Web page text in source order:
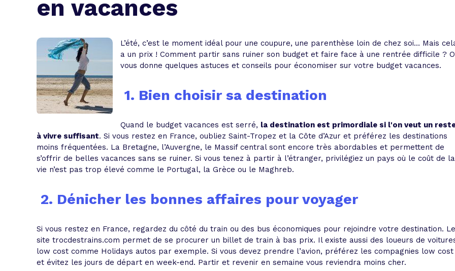
Profitez de notre expertise au meilleur taux !
Trouvez votre prêt conso au meilleur taux !
Bénéficiez de notre expertise en regroupement de crédits
en vacances
L’été, c’est le moment idéal pour une coupure, une parenthèse loin de chez soi… Mais
a un prix ! Comment partir sans ruiner son budget et faire face à une rentrée difficile ?
vous donne quelques astuces et conseils pour économiser sur votre budget vacances.
1. Bien choisir sa destination
Quand le budget vacances est serré, la destination est primordiale si l'on veut un
à vivre suffisant. Si vous restez en France, oubliez Saint-Tropez et la Côte d’Azur et préférez les destinations
moins fréquentées. La Bretagne, l’Auvergne, le Massif central sont encore très abordables et permettent de
s’offrir de belles vacances sans se ruiner. Si vous tenez à partir à l’étranger, privilégiez un pays où le coût de la
vie n’est pas trop élevé comme le Portugal, la Grèce ou le Maghreb.
2. Dénicher les bonnes affaires pour voyager
Si vous restez en France, regardez du côté du train ou des bus économiques pour rejoindre votre destination. Le
site trocdestrains.com permet de se procurer un billet de train à bas prix. Il existe aussi des loueurs de
low cost comme Holidays autos par exemple. Si vous devez prendre l’avion, préférez les compagnies low cost
et évitez les jours de départ en week-end. Partir et revenir en semaine vous reviendra moins cher.